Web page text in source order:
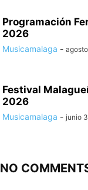
Programación
2026
Musicamalaga -
Festival
2026
Musicamalaga - junio
NO